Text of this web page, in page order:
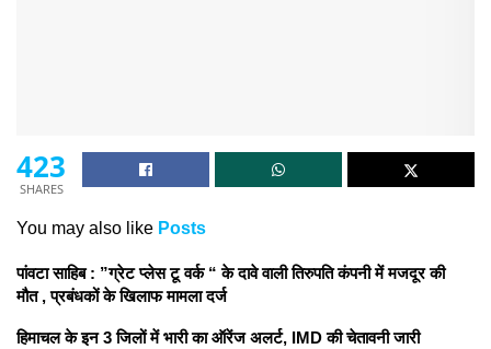
423
SHARES
You may also like Posts
पांवटा साहिब : ”ग्रेट प्लेस टू वर्क “ के दावे वाली तिरुपति कंपनी में मजदूर की
मौत , प्रबंधकों के खिलाफ मामला दर्ज
हिमाचल के इन 3 जिलों में भारी का ऑरेंज अलर्ट, IMD की चेतावनी जारी